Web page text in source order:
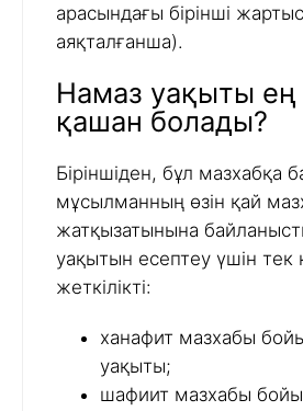
арасындағы бірінші
аяқталғанша).
Намаз уақыты ең
қашан болады?
Біріншіден, бұл мазхабқа
мұсылманның өзін қай
жатқызатынына
уақытын есептеу үшін тек
жеткілікті:
ханафит мазхабы
уақыты;
шафиит мазхабы